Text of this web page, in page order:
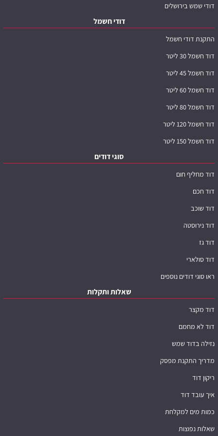
דודי שמש בירושלים
דודי חשמל
התקנת דודי חשמל
דוד חשמל 30 ליטר
דוד חשמל 45 ליטר
דוד חשמל 60 ליטר
דוד חשמל 80 ליטר
דוד חשמל 120 ליטר
דוד חשמל 150 ליטר
סוגי דודים
דוד מחליף חום
דוד חכם
דוד שוכב
דוד נירוסטה
דוד גז
דוד סולארי
ראו סוגי דודים נוספים
שאלות ותקלות
דוד מקצר
דוד לא מחמם
נזילה בדוד שמש
מדריך התקנת מפסק
ריקון דוד
איך עובד דוד
כמות מים למקלחת
שאלות נפוצות